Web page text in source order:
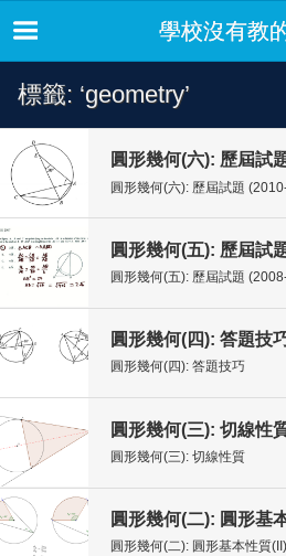
學校沒有教
標籤: ‘geometry’
圓形幾何(六): 歷屆試
圓形幾何(六): 歷屆試題
圓形幾何(五): 歷屆試
圓形幾何(五): 歷屆試題
圓形幾何(四): 答題技
圓形幾何(四): 答題技巧
圓形幾何(三): 切線性質
圓形幾何(二): 圓形基本性質(II)